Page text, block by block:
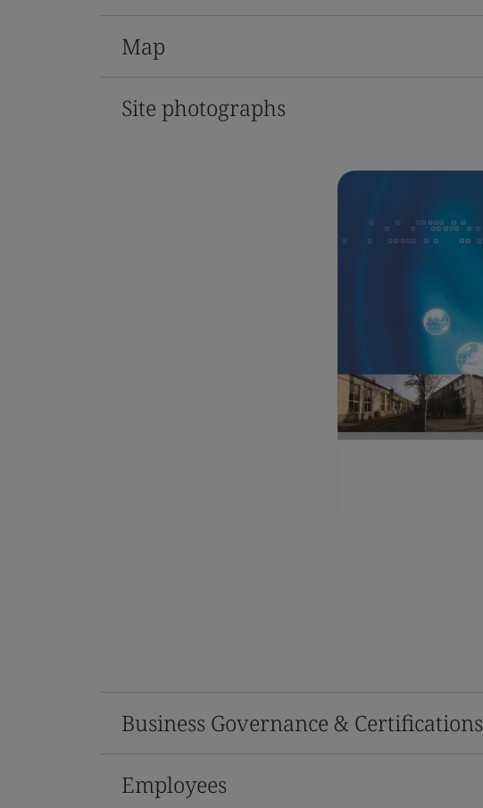
Map
Site photographs
Business Governance & Certifications
Employees